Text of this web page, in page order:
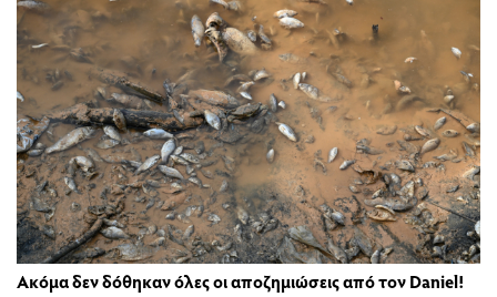
Ακόμα δεν δόθηκαν όλες οι αποζημιώσεις από τον Daniel!